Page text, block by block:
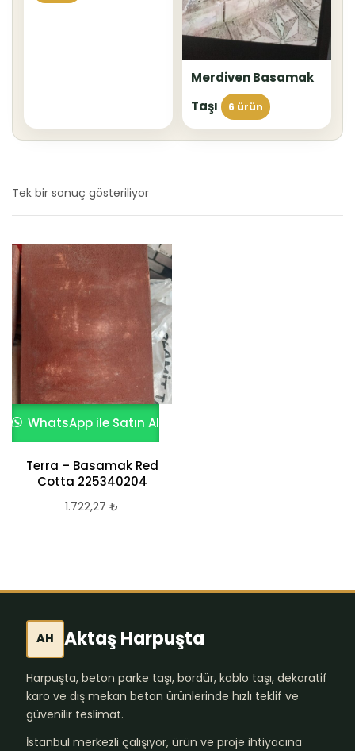
Merdiven Basamak
Taşı
6 ürün
Tek bir sonuç gösteriliyor
WhatsApp ile Satın Al
Terra – Basamak Red
Cotta 225340204
1.722,27 ₺
AH Aktaş Harpuşta
Harpuşta, beton parke taşı, bordür, kablo taşı, dekoratif
karo ve dış mekan beton ürünlerinde hızlı teklif ve
güvenilir teslimat.
İstanbul merkezli çalışıyor, ürün ve proje ihtiyacına